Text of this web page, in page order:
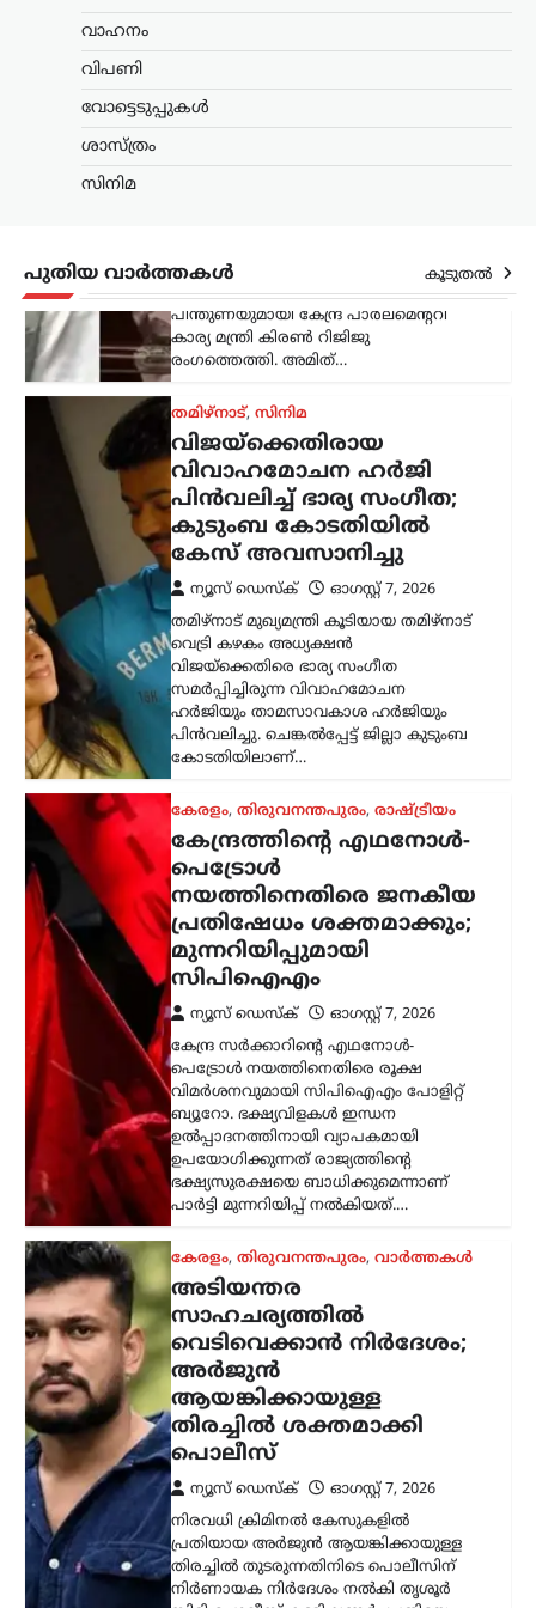
വാഹനം
വിപണി
വോട്ടെടുപ്പുകൾ
ശാസ്ത്രം
സിനിമ
പുതിയ വാർത്തകൾ കൂടുതൽ
റിജിജു
ന്യൂസ് ഡെസ്ക്
ഓഗസ്റ്റ്‌ 7, 2026
അമിത് ഷായുടെ അസാന്നിധ്യം
ചൂണ്ടിക്കാട്ടി പ്രതിപക്ഷം പ്രതിഷേധം
പിന്തുണയുമായി കേന്ദ്ര പാർലമെന്ററി
തമിഴ്നാട്
വിജയ്‌ക്കെതിരായ
വിവാഹമോചന ഹർജി
പിൻവലിച്ച് ഭാര്യ സംഗീത;
കുടുംബ കോടതിയിൽ
കേസ് അവസാനിച്ചു
ന്യൂസ് ഡെസ്ക്
ഓഗസ്റ്റ്‌ 7, 2026
തമിഴ്‌നാട് മുഖ്യമന്ത്രി കൂടിയായ തമിഴ്‌നാട്
വെട്രി കഴകം അധ്യക്ഷൻ
വിജയ്‌ക്കെതിരെ ഭാര്യ സംഗീത
സമർപ്പിച്ചിരുന്ന വിവാഹമോചന
ഹർജിയും താമസാവകാശ ഹർജിയും
പിൻവലിച്ചു. ചെങ്കൽപ്പേട്ട് ജില്ലാ കുടുംബ
കോടതിയിലാണ്…
കേരളം,തിരുവനന്തപുരം,രാഷ്ട്രീയം
കേന്ദ്രത്തിന്റെ എഥനോൾ-
പെട്രോൾ
നയത്തിനെതിരെ ജനകീയ
പ്രതിഷേധം ശക്തമാക്കും;
മുന്നറിയിപ്പുമായി
സിപിഐഎം
ന്യൂസ് ഡെസ്ക്
കേന്ദ്ര സർക്കാറിന്റെ എഥനോൾ-
പെട്രോൾ നയത്തിനെതിരെ രൂക്ഷ
വിമർശനവുമായി സിപിഐഎം പോളിറ്റ്
ബ്യൂറോ. ഭക്ഷ്യവിളകൾ ഇന്ധന
ഉൽപ്പാദനത്തിനായി വ്യാപകമായി
ഉപയോഗിക്കുന്നത് രാജ്യത്തിന്റെ
ഭക്ഷ്യസുരക്ഷയെ ബാധിക്കുമെന്നാണ്
പാർട്ടി മുന്നറിയിപ്പ് നൽകിയത്.…
കേരളം, തിരുവനന്തപുരം,വാർത്തകൾ
അടിയന്തര
സാഹചര്യത്തിൽ
വെടിവെക്കാൻ നിർദേശം;
അർജുൻ
ആയങ്കിക്കായുള്ള
തിരച്ചിൽ ശക്തമാക്കി
പൊലീസ്
ന്യൂസ് ഡെസ്ക്
ഓഗസ്റ്റ്‌ 7, 2026
നിരവധി ക്രിമിനൽ കേസുകളിൽ
പ്രതിയായ അർജുൻ ആയങ്കിക്കായുള്ള
തിരച്ചിൽ തുടരുന്നതിനിടെ പൊലീസിന്
നിർണായക നിർദേശം നൽകി തൃശൂർ
സിറ്റി പൊലീസ് കമ്മിഷണർ. പ്രതിയെ
പിടികൂടുന്നതിനിടെ അടിയന്തര
സാഹചര്യമുണ്ടായാൽ…
ട്രെൻഡിംഗ്,ദേശീയം,രാഷ്ട്രീയം
ഭീകരരും തീവ്രവാദികളും